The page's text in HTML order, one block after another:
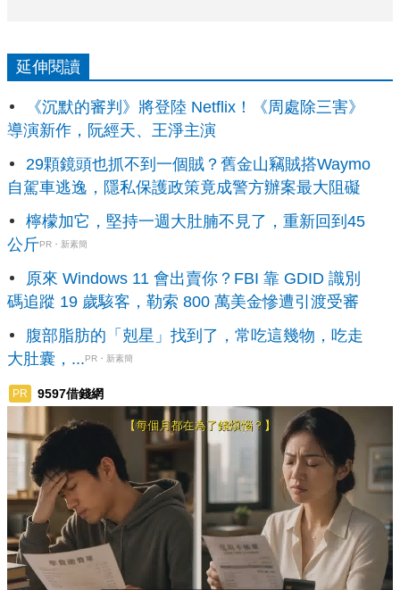
延伸閱讀
《沉默的審判》將登陸 Netflix！《周處除三害》
導演新作，阮經天、王淨主演
29顆鏡頭也抓不到一個賊？舊金山竊賊搭Waymo
自駕車逃逸，隱私保護政策竟成警方辦案最大阻礙
檸檬加它，堅持一週大肚腩不見了，重新回到45
公斤PR・新素簡
原來 Windows 11 會出賣你？FBI 靠 GDID 識別
碼追蹤 19 歲駭客，勒索 800 萬美金慘遭引渡受審
腹部脂肪的「剋星」找到了，常吃這幾物，吃走
大肚囊，...PR・新素簡
PR 9597借錢網